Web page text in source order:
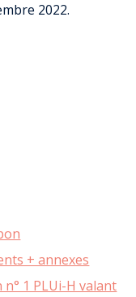
2022.
+ annexes
1 PLUi-H valant